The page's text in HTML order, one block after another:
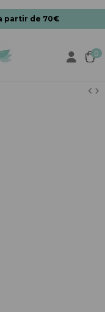
partir de 70€
0